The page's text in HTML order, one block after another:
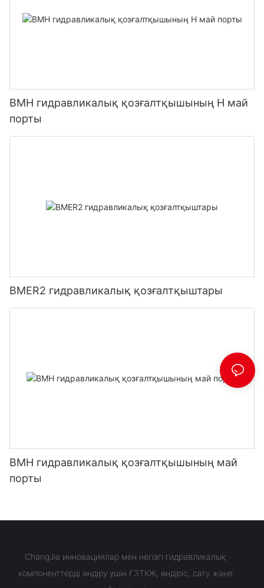
BMH гидравликалық қозғалтқышының H май
порты
BMER2 гидравликалық қозғалтқыштары
BMH гидравликалық қозғалтқышының май
порты
ChangJia инновациялар мен негізгі гидравликалық
компоненттерді өндіру үшін ҒЗТКЖ, өндіріс, сату және